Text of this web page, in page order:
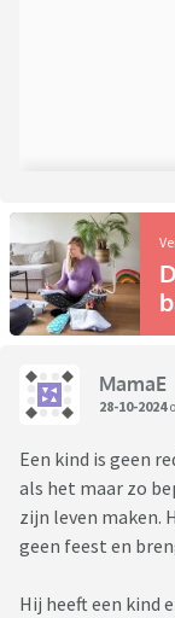
MamaE
28-10-2024
Een kind is geen
als het maar zo
zijn leven maken.
geen feest en
Hij heeft een kind